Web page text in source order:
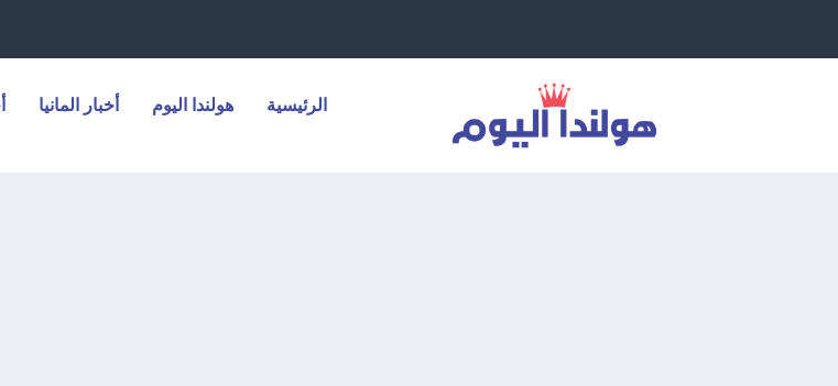
الرئيسية هولندا اليوم أخبار المانيا